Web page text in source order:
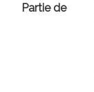
Partie de